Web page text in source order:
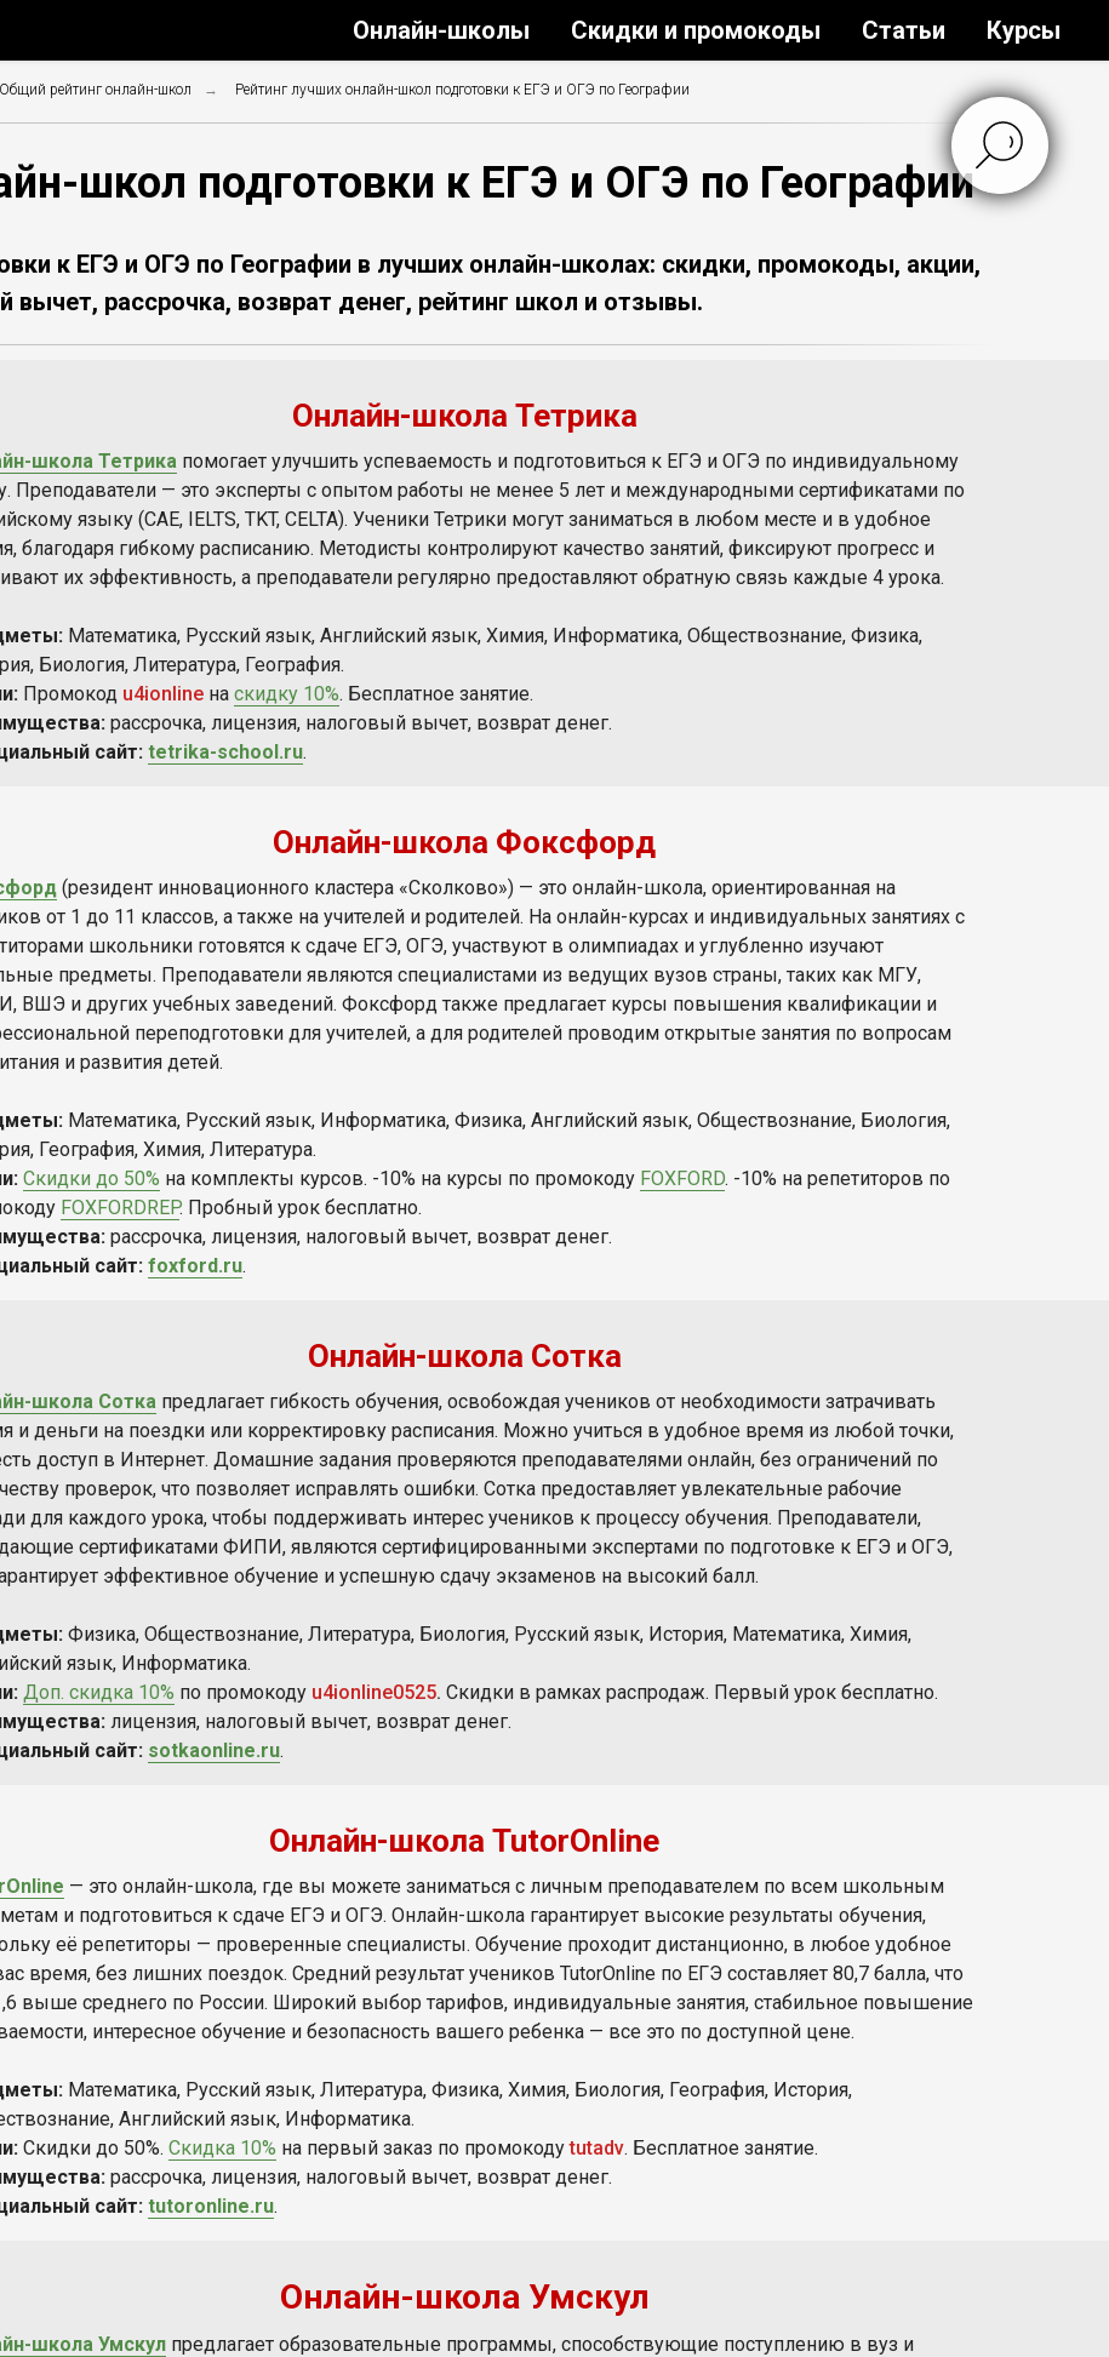
Онлайн-школы Скидки и промокоды Статьи Курсы
Общий рейтинг онлайн-школ → Рейтинг лучших онлайн-школ подготовки к ЕГЭ и ОГЭ по Географии
школ подготовки к ЕГЭ и ОГЭ по Географии
к ЕГЭ и ОГЭ по Географии в лучших онлайн-школах: скидки, промокоды, акции,
вычет, рассрочка, возврат денег, рейтинг школ и отзывы.
Онлайн-школа Тетрика
школа Тетрика помогает улучшить успеваемость и подготовиться к ЕГЭ и ОГЭ по индивидуальному
Преподаватели — это эксперты с опытом работы не менее 5 лет и международными сертификатами по
языку (CAE, IELTS, TKT, CELTA). Ученики Тетрики могут заниматься в любом месте и в удобное
благодаря гибкому расписанию. Методисты контролируют качество занятий, фиксируют прогресс и
их эффективность, а преподаватели регулярно предоставляют обратную связь каждые 4 урока.
Математика, Русский язык, Английский язык, Химия, Информатика, Обществознание, Физика,
Биология, Литература, География.
Промокод u4ionline на скидку 10%. Бесплатное занятие.
рассрочка, лицензия, налоговый вычет, возврат денег.
сайт: tetrika-school.ru.
Онлайн-школа Фоксфорд
(резидент инновационного кластера «Сколково») — это онлайн-школа, ориентированная на
от 1 до 11 классов, а также на учителей и родителей. На онлайн-курсах и индивидуальных занятиях с
школьники готовятся к сдаче ЕГЭ, ОГЭ, участвуют в олимпиадах и углубленно изучают
предметы. Преподаватели являются специалистами из ведущих вузов страны, таких как МГУ,
ВШЭ и других учебных заведений. Фоксфорд также предлагает курсы повышения квалификации и
переподготовки для учителей, а для родителей проводим открытые занятия по вопросам
и развития детей.
Математика, Русский язык, Информатика, Физика, Английский язык, Обществознание, Биология,
География, Химия, Литература.
Скидки до 50% на комплекты курсов. -10% на курсы по промокоду FOXFORD. -10% на репетиторов по
FOXFORDREP. Пробный урок бесплатно.
рассрочка, лицензия, налоговый вычет, возврат денег.
сайт: foxford.ru.
Онлайн-школа Сотка
школа Сотка предлагает гибкость обучения, освобождая учеников от необходимости затрачивать
и деньги на поездки или корректировку расписания. Можно учиться в удобное время из любой точки,
доступ в Интернет. Домашние задания проверяются преподавателями онлайн, без ограничений по
проверок, что позволяет исправлять ошибки. Сотка предоставляет увлекательные рабочие
для каждого урока, чтобы поддерживать интерес учеников к процессу обучения. Преподаватели,
сертификатами ФИПИ, являются сертифицированными экспертами по подготовке к ЕГЭ и ОГЭ,
эффективное обучение и успешную сдачу экзаменов на высокий балл.
Физика, Обществознание, Литература, Биология, Русский язык, История, Математика, Химия,
язык, Информатика.
Доп. скидка 10% по промокоду u4ionline0525. Скидки в рамках распродаж. Первый урок бесплатно.
лицензия, налоговый вычет, возврат денег.
сайт: sotkaonline.ru.
Онлайн-школа TutorOnline
— это онлайн-школа, где вы можете заниматься с личным преподавателем по всем школьным
и подготовиться к сдаче ЕГЭ и ОГЭ. Онлайн-школа гарантирует высокие результаты обучения,
её репетиторы — проверенные специалисты. Обучение проходит дистанционно, в любое удобное
время, без лишних поездок. Средний результат учеников TutorOnline по ЕГЭ составляет 80,7 балла, что
выше среднего по России. Широкий выбор тарифов, индивидуальные занятия, стабильное повышение
интересное обучение и безопасность вашего ребенка — все это по доступной цене.
Математика, Русский язык, Литература, Физика, Химия, Биология, География, История,
Английский язык, Информатика.
Скидки до 50%. Скидка 10% на первый заказ по промокодуtutadv. Бесплатное занятие.
рассрочка, лицензия, налоговый вычет, возврат денег.
сайт: tutoronline.ru.
Онлайн-школа Умскул
школа Умскул предлагает образовательные программы, способствующие поступлению в вуз и